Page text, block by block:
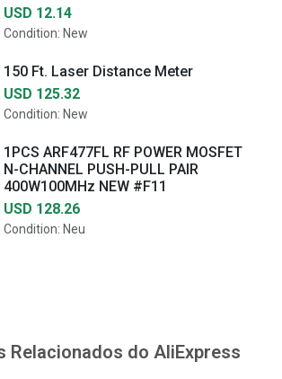
USD 12.14
Condition: New
150 Ft. Laser Distance Meter
USD 125.32
Condition: New
1PCS ARF477FL RF POWER MOSFET
N-CHANNEL PUSH-PULL PAIR
400W100MHz NEW #F11
USD 128.26
Condition: Neu
Relacionados do AliExpress